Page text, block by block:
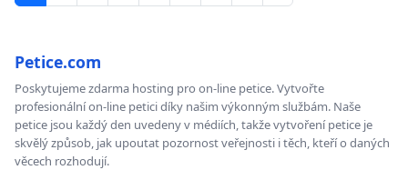
Petice.com
Poskytujeme zdarma hosting pro on-line petice. Vytvořte
profesionální on-line petici díky našim výkonným službám. Naše
petice jsou každý den uvedeny v médiích, takže vytvoření petice je
skvělý způsob, jak upoutat pozornost veřejnosti i těch, kteří o daných
věcech rozhodují.